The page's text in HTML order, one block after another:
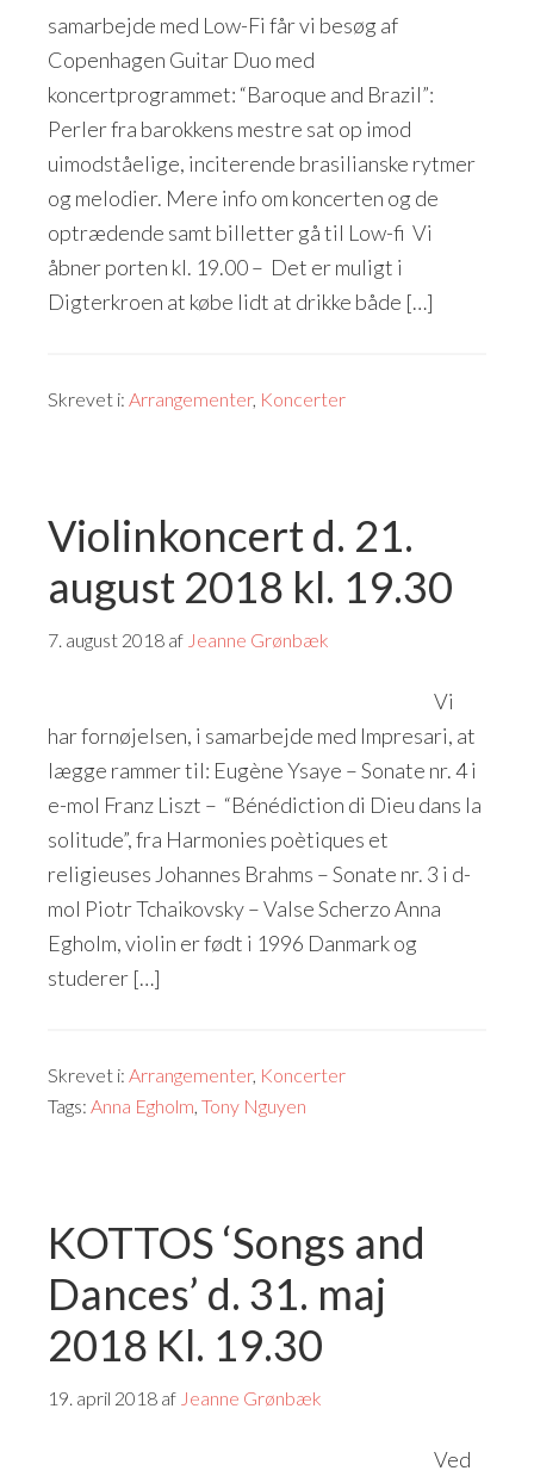
samarbejde med Low-Fi får vi besøg af
Copenhagen Guitar Duo med
koncertprogrammet: “Baroque and Brazil”:
Perler fra barokkens mestre sat op imod
uimodståelige, inciterende brasilianske rytmer
og melodier. Mere info om koncerten og de
optrædende samt billetter gå til Low-fi Vi
åbner porten kl. 19.00 – Det er muligt i
Digterkroen at købe lidt at drikke både […]
Skrevet i: Arrangementer, Koncerter
Violinkoncert d. 21.
august 2018 kl. 19.30
7. august 2018 af Jeanne Grønbæk
Vi
har fornøjelsen, i samarbejde med Impresari, at
lægge rammer til: Eugène Ysaye – Sonate nr. 4 i
e-mol Franz Liszt – “Bénédiction di Dieu dans la
solitude”, fra Harmonies poètiques et
religieuses Johannes Brahms – Sonate nr. 3 i d-
mol Piotr Tchaikovsky – Valse Scherzo Anna
Egholm, violin er født i 1996 Danmark og
studerer […]
Skrevet i: Arrangementer, Koncerter
Tags: Anna Egholm, Tony Nguyen
KOTTOS ‘Songs and
Dances’ d. 31. maj
2018 Kl. 19.30
19. april 2018 af Jeanne Grønbæk
Ved